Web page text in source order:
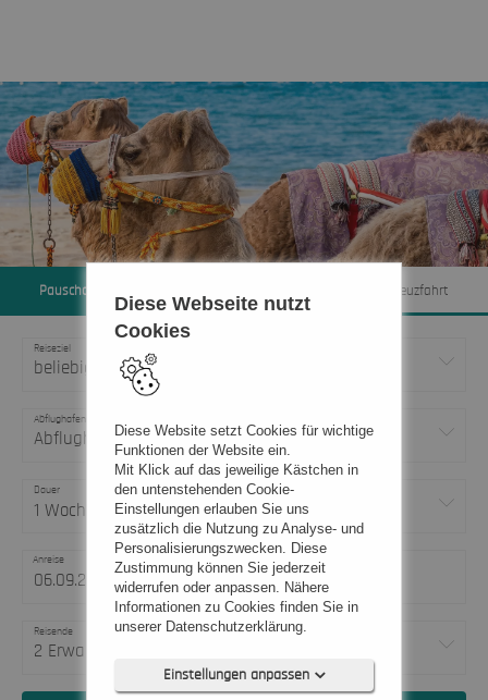
Pauschal & Lastminute Kreuzfahrt
Reiseziel
beliebig
Abflughafen
Abflughafen
Dauer
1 Woche
Anreise
-
Abreise
Reisende
2 Erwachsene
Diese Webseite nutzt
Cookies
Diese Website setzt Cookies für wichtige
Funktionen der Website ein.
Mit Klick auf das jeweilige Kästchen in
den untenstehenden Cookie-
Einstellungen erlauben Sie uns
zusätzlich die Nutzung zu Analyse- und
Personalisierungszwecken. Diese
Zustimmung können Sie jederzeit
widerrufen oder anpassen. Nähere
Informationen zu Cookies finden Sie in
unserer Datenschutzerklärung.
Einstellungen anpassen